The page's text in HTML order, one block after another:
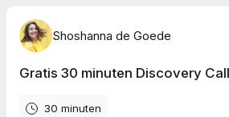
Shoshanna de Goede
Gratis 30 minuten Discovery Call
30 minuten